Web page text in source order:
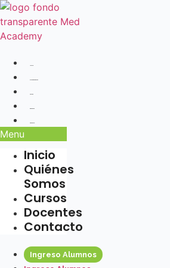
Ir
al
contenido
Menu
Inicio
Quiénes
Somos
Cursos
Docentes
Contacto
Ingreso Alumnos